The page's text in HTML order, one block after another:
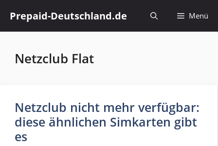
Inhalt
springen
Prepaid-Deutschland.de Menü
Netzclub Flat
Netzclub nicht mehr verfügbar:
diese ähnlichen Simkarten gibt
es